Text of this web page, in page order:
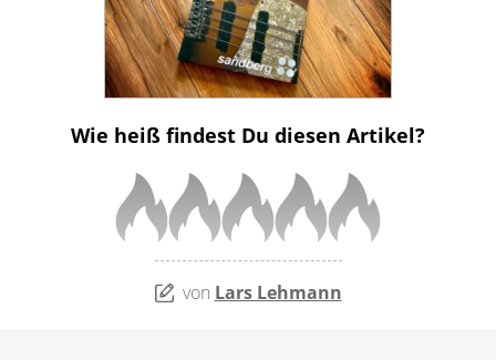
Wie heiß findest Du diesen Artikel?
von Lars Lehmann